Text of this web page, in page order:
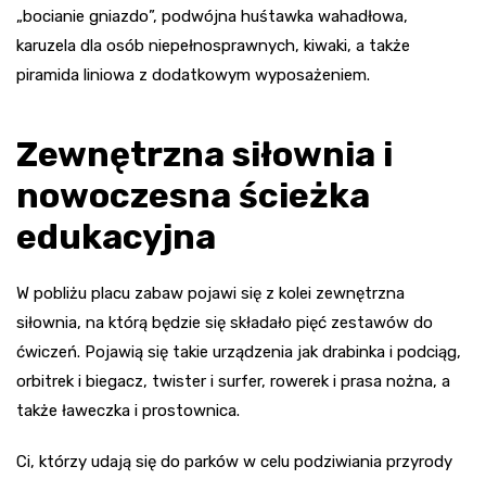
„bocianie gniazdo”, podwójna huśtawka wahadłowa,
karuzela dla osób niepełnosprawnych, kiwaki, a także
piramida liniowa z dodatkowym wyposażeniem.
Zewnętrzna siłownia i
nowoczesna ścieżka
edukacyjna
W pobliżu placu zabaw pojawi się z kolei zewnętrzna
siłownia, na którą będzie się składało pięć zestawów do
ćwiczeń. Pojawią się takie urządzenia jak drabinka i podciąg,
orbitrek i biegacz, twister i surfer, rowerek i prasa nożna, a
także ławeczka i prostownica.
Ci, którzy udają się do parków w celu podziwiania przyrody